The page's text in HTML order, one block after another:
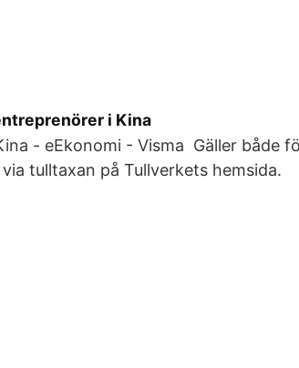
i Kina
- eEkonomi - Visma Gäller både
tulltaxan på Tullverkets hemsida.